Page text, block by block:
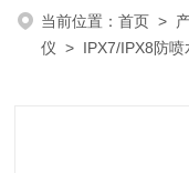
当前位置：首页 >
仪 > IPX7/IPX8防喷